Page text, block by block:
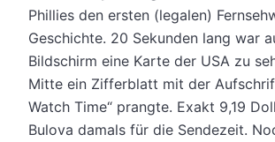
Phillies den ersten (legalen)
Geschichte. 20 Sekunden lang war
Bildschirm eine Karte der USA zu
Mitte ein Zifferblatt mit der
Watch Time“ prangte. Exakt 9,19
Bulova damals für die Sendezeit.